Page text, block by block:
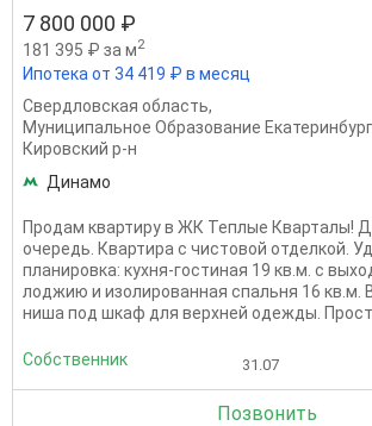
7 800 000 ₽
181 395 ₽ за м2
Ипотека от 34 419 ₽ в месяц
Свердловская область,
Муниципальное Образование Екатеринбург
Кировский р-н
Динамо
Продам квартиру в ЖК Теплые Кварталы!
очередь. Квартира с чистовой отделкой.
планировка: кухня-гостиная 19 кв.м. с
лоджию и изолированная спальня 16 кв.м.
ниша под шкаф для верхней одежды.
Собственник 31.07
Позвонить